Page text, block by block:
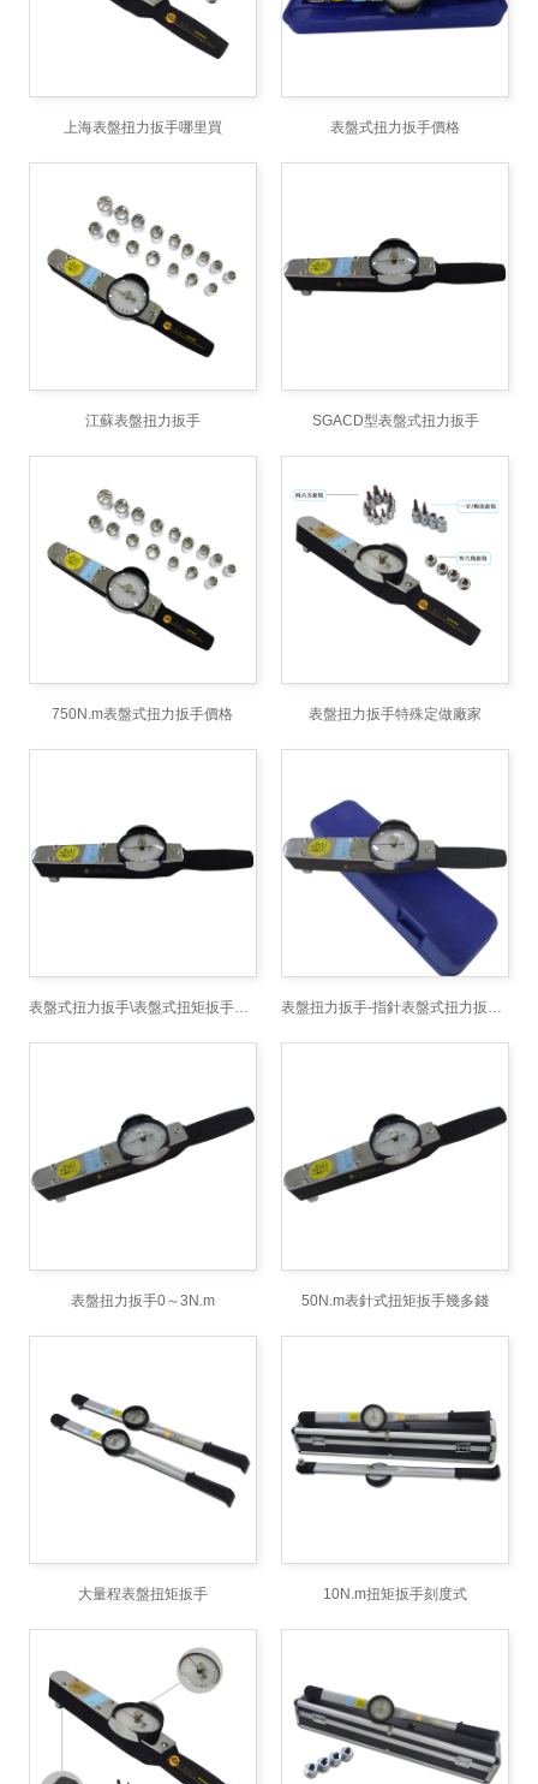
上海表盤扭力扳手哪里買 表盤式扭力扳手價格
江蘇表盤扭力扳手 SGACD型表盤式扭力扳手
750N.m表盤式扭力扳手價格 表盤扭力扳手特殊定做廠家
表盤式扭力扳手\表盤式扭矩扳手廠家 表盤扭力扳手-指針表盤式扭力扳手品牌
表盤扭力扳手0～3N.m 50N.m表針式扭矩扳手幾多錢
大量程表盤扭矩扳手 10N.m扭矩扳手刻度式